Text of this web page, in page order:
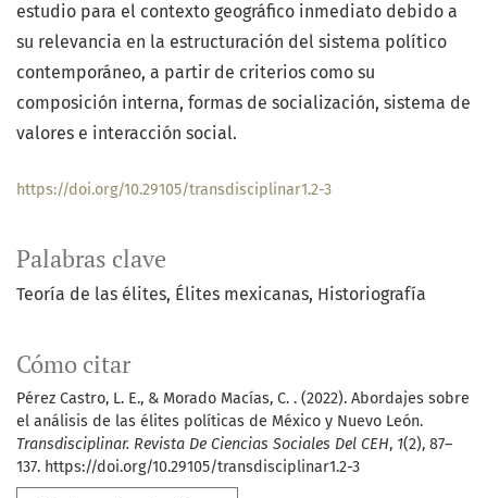
Palabras clave
Teoría de las élites Élites mexicanas Historiografía
Cómo citar
Pérez Castro, L. E., & Morado Macías, C. . (2022). Abordajes sobre
el análisis de las élites políticas de México y Nuevo León.
Transdisciplinar. Revista De Ciencias Sociales Del CEH, 1(2), 87–
137. https://doi.org/10.29105/transdisciplinar1.2-3
estudio para el contexto geográfico inmediato debido a
su relevancia en la estructuración del sistema político
contemporáneo, a partir de criterios como su
composición interna, formas de socialización, sistema de
valores e interacción social.
https://doi.org/10.29105/transdisciplinar1.2-3